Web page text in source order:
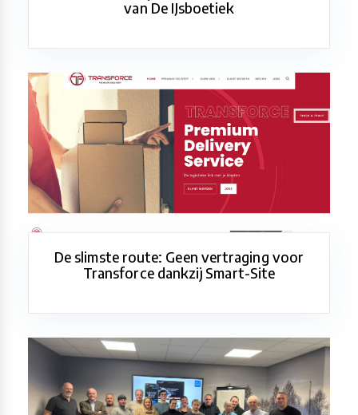
van De IJsboetiek
De slimste route: Geen vertraging voor
Transforce dankzij Smart-Site